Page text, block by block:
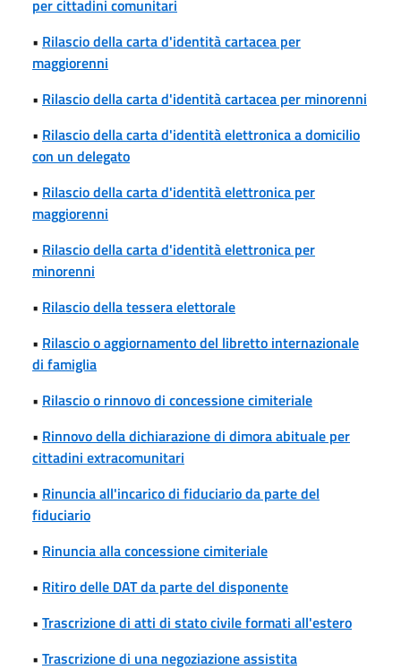
per cittadini comunitari
• Rilascio della carta d'identità cartacea per
maggiorenni
• Rilascio della carta d'identità cartacea per minorenni
• Rilascio della carta d'identità elettronica a domicilio
con un delegato
• Rilascio della carta d'identità elettronica per
maggiorenni
• Rilascio della carta d'identità elettronica per
minorenni
• Rilascio della tessera elettorale
• Rilascio o aggiornamento del libretto internazionale
di famiglia
• Rilascio o rinnovo di concessione cimiteriale
• Rinnovo della dichiarazione di dimora abituale per
cittadini extracomunitari
• Rinuncia all'incarico di fiduciario da parte del
fiduciario
• Rinuncia alla concessione cimiteriale
• Ritiro delle DAT da parte del disponente
• Trascrizione di atti di stato civile formati all'estero
• Trascrizione di una negoziazione assistita